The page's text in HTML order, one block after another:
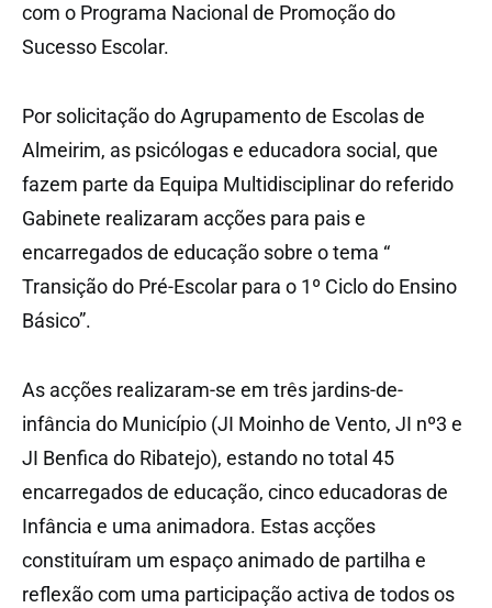
com o Programa Nacional de Promoção do
Sucesso Escolar.
Por solicitação do Agrupamento de Escolas de
Almeirim, as psicólogas e educadora social, que
fazem parte da Equipa Multidisciplinar do referido
Gabinete realizaram acções para pais e
encarregados de educação sobre o tema “
Transição do Pré-Escolar para o 1º Ciclo do Ensino
Básico”.
As acções realizaram-se em três jardins-de-
infância do Município (JI Moinho de Vento, JI nº3 e
JI Benfica do Ribatejo), estando no total 45
encarregados de educação, cinco educadoras de
Infância e uma animadora. Estas acções
constituíram um espaço animado de partilha e
reflexão com uma participação activa de todos os